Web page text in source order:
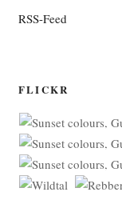
RSS-Feed
FLICKR